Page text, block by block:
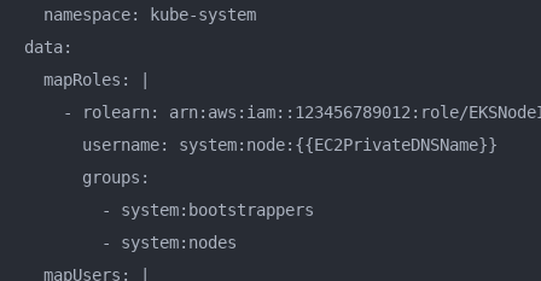
  namespace: kube-system
data:
  mapRoles: |
- rolearn: arn:aws:iam::123456789012:role/
      username: system:node:{{EC2PrivateDNSName}}
      groups:
        - system:bootstrappers
        - system:nodes
  mapUsers: |